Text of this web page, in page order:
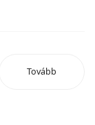
Tovább